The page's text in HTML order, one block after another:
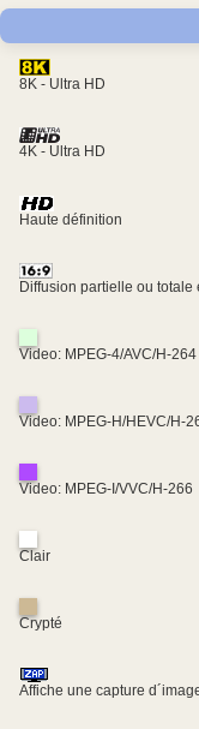
8K - Ultra HD
4K - Ultra HD
Haute définition
Diffusion partielle ou totale
Video: MPEG-4/AVC/H-264
Video: MPEG-H/HEVC/H-
Video: MPEG-I/VVC/H-266
Clair
Crypté
Affiche une capture